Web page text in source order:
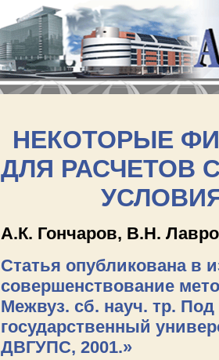
НЕКОТОРЫЕ
ДЛЯ РАСЧЕТОВ
А.К. Гончаров, В.Н.
Статья опубликована в
совершенствование
Межвуз. сб. науч. тр.
государственный
ДВГУПС, 2001.»